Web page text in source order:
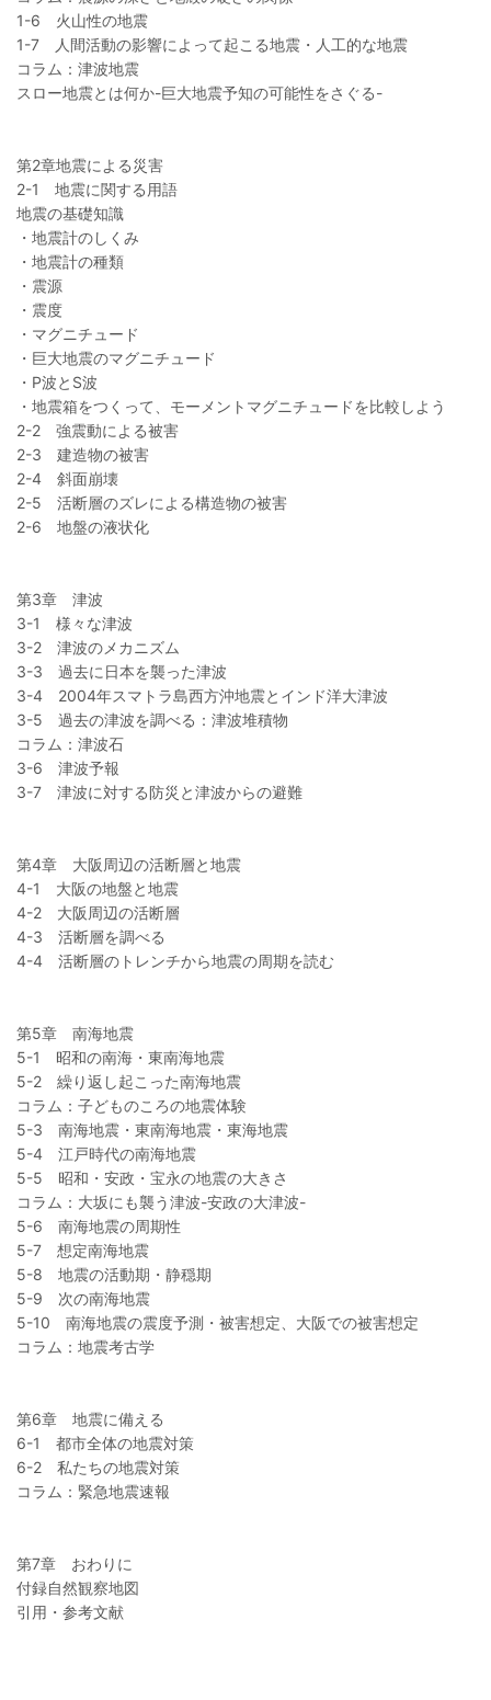
1-6 火山性の地震
1-7 人間活動の影響によって起こる地震・人工的な地震
コラム：津波地震
スロー地震とは何か-巨大地震予知の可能性をさぐる-
第2章地震による災害
2-1 地震に関する用語
地震の基礎知識
・地震計のしくみ
・地震計の種類
・震源
・震度
・マグニチュード
・巨大地震のマグニチュード
・P波とS波
・地震箱をつくって、モーメントマグニチュードを比較しよう
2-2 強震動による被害
2-3 建造物の被害
2-4 斜面崩壊
2-5 活断層のズレによる構造物の被害
2-6 地盤の液状化
第3章 津波
3-1 様々な津波
3-2 津波のメカニズム
3-3 過去に日本を襲った津波
3-4 2004年スマトラ島西方沖地震とインド洋大津波
3-5 過去の津波を調べる：津波堆積物
コラム：津波石
3-6 津波予報
3-7 津波に対する防災と津波からの避難
第4章 大阪周辺の活断層と地震
4-1 大阪の地盤と地震
4-2 大阪周辺の活断層
4-3 活断層を調べる
4-4 活断層のトレンチから地震の周期を読む
第5章 南海地震
5-1 昭和の南海・東南海地震
5-2 繰り返し起こった南海地震
コラム：子どものころの地震体験
5-3 南海地震・東南海地震・東海地震
5-4 江戸時代の南海地震
5-5 昭和・安政・宝永の地震の大きさ
コラム：大坂にも襲う津波-安政の大津波-
5-6 南海地震の周期性
5-7 想定南海地震
5-8 地震の活動期・静穏期
5-9 次の南海地震
5-10 南海地震の震度予測・被害想定、大阪での被害想定
コラム：地震考古学
第6章 地震に備える
6-1 都市全体の地震対策
6-2 私たちの地震対策
コラム：緊急地震速報
第7章 おわりに
付録自然観察地図
引用・参考文献